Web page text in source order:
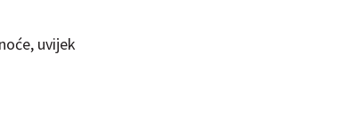
uvijek